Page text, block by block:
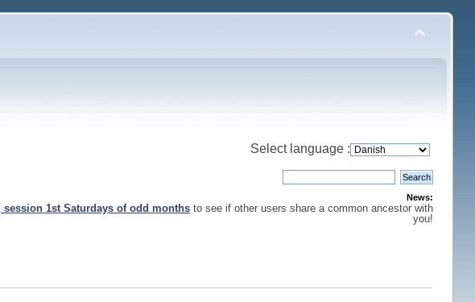
Select language :
News:
session 1st Saturdays of odd months to see if other users share a common ancestor with
you!